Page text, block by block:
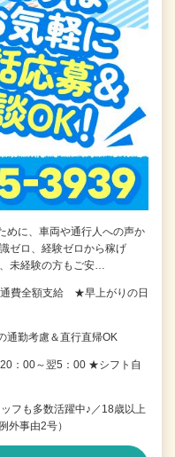
めに、車両や通行人への声か
ゼロ、経験ゼロから稼げ
未経験の方もご安…
費全額支給 ★早上がりの日
勤考慮＆直行直帰OK
：00～翌5：00 ★シフト自
フも多数活躍中♪／18歳以上
事由2号）